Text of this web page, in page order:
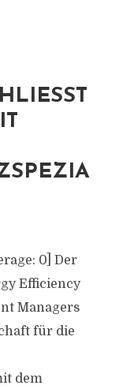
V
0] Der
Efficiency
Managers
für die
dem